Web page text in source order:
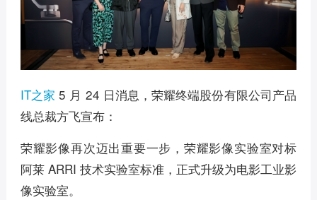
IT之家 5 月 24 日消息，荣耀终端股份有限公司产品
线总裁方飞宣布：
荣耀影像再次迈出重要一步，荣耀影像实验室对标
阿莱 ARRI 技术实验室标准，正式升级为电影工业影
像实验室。